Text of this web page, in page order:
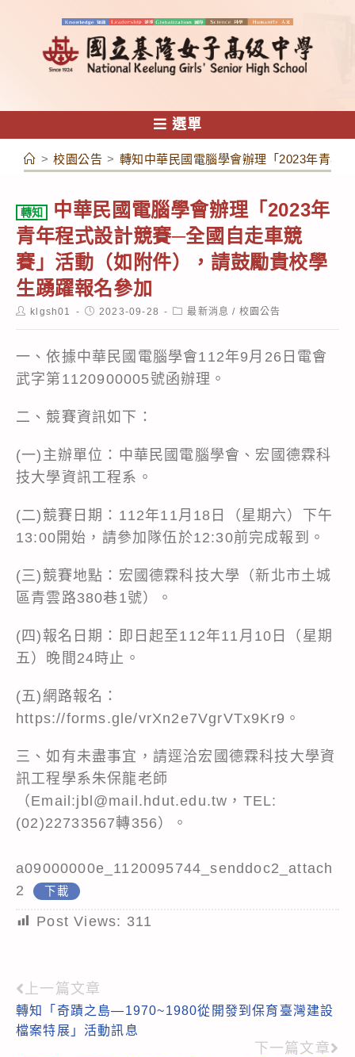
容
選單
> 校園公告 > 轉知中華民國電腦學會辦理「2023年青年
轉知
中華民國電腦學會辦理「2023年
青年程式設計競賽─全國自走車競
賽」活動（如附件），請鼓勵貴校學
生踴躍報名參加
Postklgsh01
Post2023-09-28
Post最新消息 / 校園公告
一、依據中華民國電腦學會112年9月26日電會
武字第1120900005號函辦理。
二、競賽資訊如下：
(一)主辦單位：中華民國電腦學會、宏國德霖科
技大學資訊工程系。
(二)競賽日期：112年11月18日（星期六）下午
13:00開始，請參加隊伍於12:30前完成報到。
(三)競賽地點：宏國德霖科技大學（新北市土城
區青雲路380巷1號）。
(四)報名日期：即日起至112年11月10日（星期
五）晚間24時止。
(五)網路報名：
https://forms.gle/vrXn2e7VgrVTx9Kr9 。
三、如有未盡事宜，請逕洽宏國德霖科技大學資
訊工程學系朱保龍老師
（Email:jbl@mail.hdut.edu.tw，TEL:
(02)22733567轉356）。
a09000000e_1120095744_senddoc2_attach
2
下載
Post Views: 311
Read
more
上一篇文章
轉知「奇蹟之島—1970~1980從開發到保育臺灣建設
檔案特展」活動訊息
下一篇文章